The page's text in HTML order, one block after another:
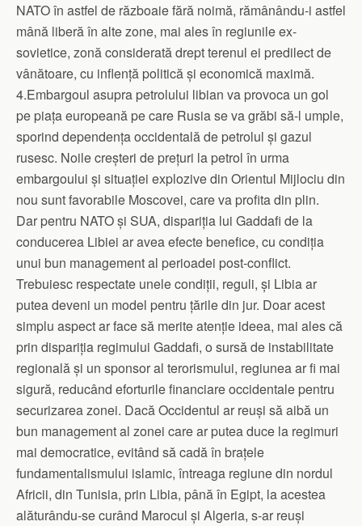
NATO în astfel de războaie fără noimă, rămânându-i astfel
mână liberă în alte zone, mai ales în regiunile ex-
sovietice, zonă considerată drept terenul ei predilect de
vânătoare, cu inflență politică și economică maximă.
4.Embargoul asupra petrolului libian va provoca un gol
pe piața europeană pe care Rusia se va grăbi să-l umple,
sporind dependența occidentală de petrolul și gazul
rusesc. Noile creșteri de prețuri la petrol în urma
embargoului și situației explozive din Orientul Mijlociu din
nou sunt favorabile Moscovei, care va profita din plin.
Dar pentru NATO și SUA, dispariția lui Gaddafi de la
conducerea Libiei ar avea efecte benefice, cu condiția
unui bun management al perioadei post-conflict.
Trebuiesc respectate unele condiții, reguli, și Libia ar
putea deveni un model pentru țările din jur. Doar acest
simplu aspect ar face să merite atenție ideea, mai ales că
prin dispariția regimului Gaddafi, o sursă de instabilitate
regională și un sponsor al terorismului, regiunea ar fi mai
sigură, reducând eforturile financiare occidentale pentru
securizarea zonei. Dacă Occidentul ar reuși să aibă un
bun management al zonei care ar putea duce la regimuri
mai democratice, evitând să cadă în brațele
fundamentalismului islamic, întreaga regiune din nordul
Africii, din Tunisia, prin Libia, până în Egipt, la acestea
alăturându-se curând Marocul și Algeria, s-ar reuși